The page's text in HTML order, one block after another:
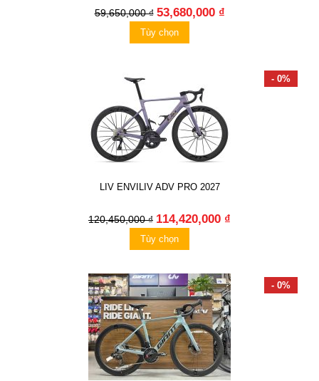
59,650,000 ₫ 53,680,000 ₫
Tùy chọn
- 0%
LIV ENVILIV ADV PRO 2027
120,450,000 ₫ 114,420,000 ₫
Tùy chọn
- 0%